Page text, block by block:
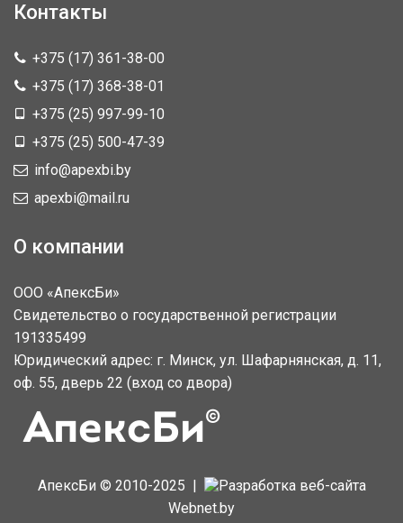
Контакты
+375 (17) 361-38-00
+375 (17) 368-38-01
+375 (25) 997-99-10
+375 (25) 500-47-39
info@apexbi.by
apexbi@mail.ru
О компании
ООО «АпексБи»
Свидетельство о государственной регистрации
191335499
Юридический адрес: г. Минск, ул. Шафарнянская, д. 11,
оф. 55, дверь 22 (вход со двора)
АпексБи © 2010-2025 |
Разработка веб-сайта
Webnet.by